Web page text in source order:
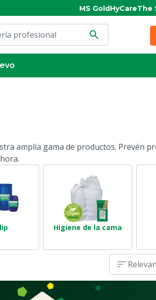
MS GoldHyCareThe
amplia gama de productos. Prevén
Higiene de la cama